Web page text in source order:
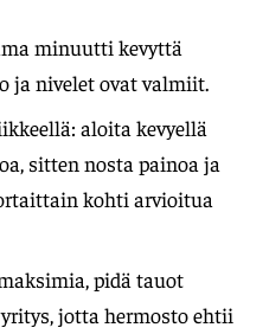
minuutti kevyttä
ja nivelet ovat valmiit.
aloita kevyellä
sitten nosta painoa ja
kohti arvioitua
pidä tauot
jotta hermosto ehtii